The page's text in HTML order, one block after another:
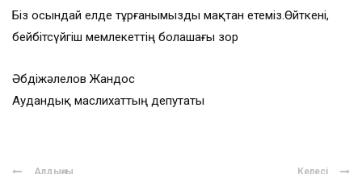
Біз осындай елде тұрғанымызды мақтан етеміз.Өйткені,
бейбітсүйгіш мемлекеттің болашағы зор
Әбдіжәлелов Жандос
Аудандық маслихаттың депутаты
Алдыңғы Келесі